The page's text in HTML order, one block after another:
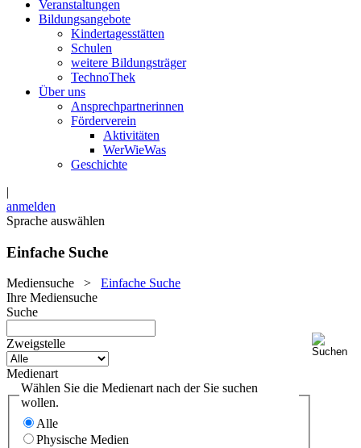
Veranstaltungen
Bildungsangebote
Kindertagesstätten
Schulen
weitere Bildungsträger
TechnoThek
Über uns
Ansprechpartnerinnen
Förderverein
Aktivitäten
WerWieWas
Geschichte
|
anmelden
Sprache auswählen
Einfache Suche
Mediensuche > Einfache Suche
Ihre Mediensuche
Suche
Zweigstelle
Medienart
Wählen Sie die Medienart nach der Sie suchen
wollen.
Alle
Physische Medien